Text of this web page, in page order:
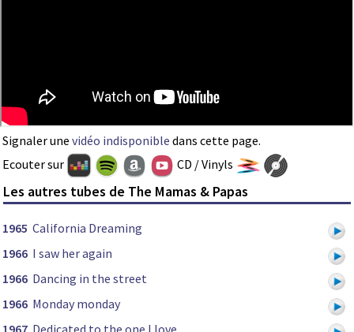
Signaler une vidéo indisponible dans cette page.
Ecouter sur
CD / Vinyls
Les autres tubes de The Mamas & Papas
1965 California Dreaming
1966 I saw her again
1966 Dancing in the street
1966 Monday monday